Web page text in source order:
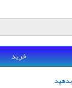
خرید